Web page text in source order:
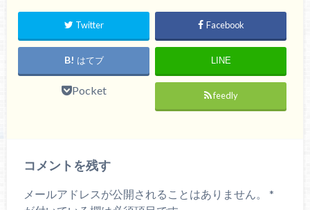
Twitter Facebook
はてブ LINE
Pocket feedly
コメントを残す
メールアドレスが公開されることはありません。
*